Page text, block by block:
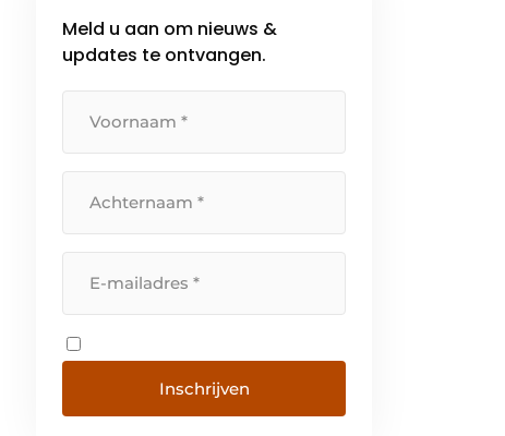
Meld u aan om nieuws &
updates te ontvangen.
Inschrijven